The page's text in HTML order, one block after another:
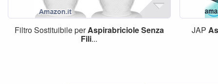
Filtro Sostituibile perAspirabricioleSenza
Fili...
JAP